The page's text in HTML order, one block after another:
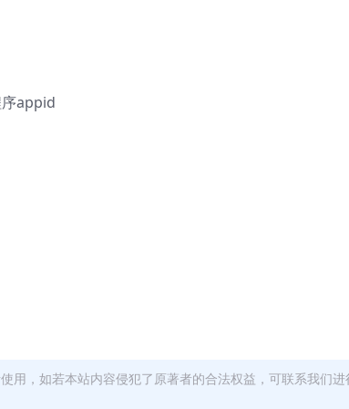
appid
用，如若本站内容侵犯了原著者的合法权益，可联系我们进